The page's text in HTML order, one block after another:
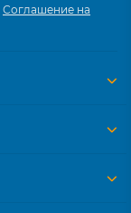
Соглашение на